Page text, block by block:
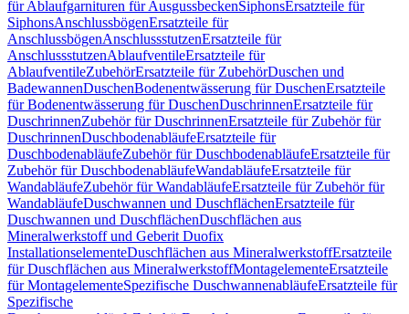
für Ablaufgarnituren für AusgussbeckenSiphonsErsatzteile für
SiphonsAnschlussbögenErsatzteile für
AnschlussbögenAnschlussstutzenErsatzteile für
AnschlussstutzenAblaufventileErsatzteile für
AblaufventileZubehörErsatzteile für ZubehörDuschen und
BadewannenDuschenBodenentwässerung für DuschenErsatzteile
für Bodenentwässerung für DuschenDuschrinnenErsatzteile für
DuschrinnenZubehör für DuschrinnenErsatzteile für Zubehör für
DuschrinnenDuschbodenabläufeErsatzteile für
DuschbodenabläufeZubehör für DuschbodenabläufeErsatzteile für
Zubehör für DuschbodenabläufeWandabläufeErsatzteile für
WandabläufeZubehör für WandabläufeErsatzteile für Zubehör für
WandabläufeDuschwannen und DuschflächenErsatzteile für
Duschwannen und DuschflächenDuschflächen aus
Mineralwerkstoff und Geberit Duofix
InstallationselementeDuschflächen aus MineralwerkstoffErsatzteile
für Duschflächen aus MineralwerkstoffMontagelementeErsatzteile
für MontagelementeSpezifische DuschwannenabläufeErsatzteile für
Spezifische